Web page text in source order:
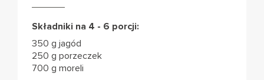
Składniki na 4 - 6 porcji:
350 g jagód
250 g porzeczek
700 g moreli